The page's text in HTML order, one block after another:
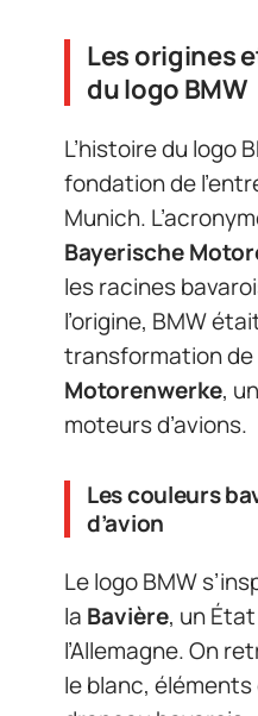
Les origines
du logo BMW
L’histoire du logo
fondation de
Munich.
Bayerische
les racines
l’origine, BMW
transformation
Motorenwerke,
moteurs d’avions.
Les couleurs
d’avion
Le logo BMW
la Bavière, un
l’Allemagne. On
le blanc,